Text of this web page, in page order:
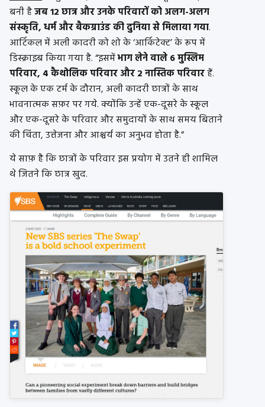
बनी हैजब 12 छात्र और उनके परिवारों को अलग-अलग
संस्कृति, धर्म और बैकग्राउंड की दुनिया से मिलाया गया.
आर्टिकल में अली कादरी को शो के ‘आर्किटेक्ट’ के रूप में
डिस्क्राइब किया गया है. “इसमेंभाग लेने वाले 6 मुस्लिम
परिवार, 4 कैथोलिक परिवार और 2 नास्तिक परिवारहैं.
स्कूल के एक टर्म के दौरान, अली कादरी छात्रों के साथ
भावनात्मक सफ़र पर गये. क्योंकि उन्हें एक-दूसरे के स्कूल
और एक-दूसरे के परिवार और समुदायों के साथ समय बिताने
की चिंता, उत्तेजना और आश्चर्य का अनुभव होता है.”
ये साफ़ है कि छात्रों के परिवार इस प्रयोग में उतने ही शामिल
थे जितने कि छात्र खुद.